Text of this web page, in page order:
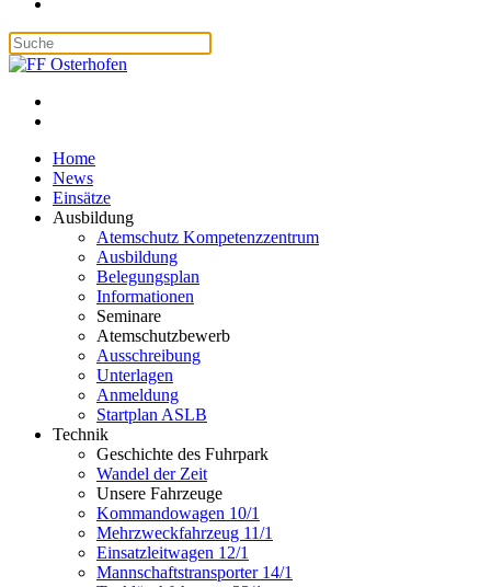
Home
News
Einsätze
Ausbildung
Atemschutz Kompetenzzentrum
Ausbildung
Belegungsplan
Informationen
Seminare
Atemschutzbewerb
Ausschreibung
Unterlagen
Anmeldung
Startplan ASLB
Technik
Geschichte des Fuhrpark
Wandel der Zeit
Unsere Fahrzeuge
Kommandowagen 10/1
Mehrzweckfahrzeug 11/1
Einsatzleitwagen 12/1
Mannschaftstransporter 14/1